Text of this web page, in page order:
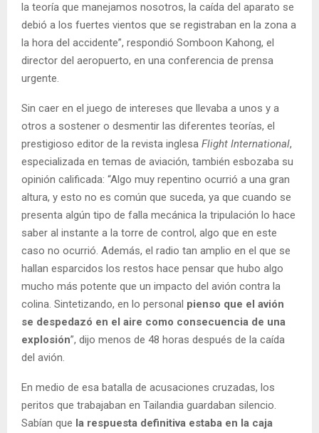
la teoría que manejamos nosotros, la caída del aparato se
debió a los fuertes vientos que se registraban en la zona a
la hora del accidente”, respondió Somboon Kahong, el
director del aeropuerto, en una conferencia de prensa
urgente.
Sin caer en el juego de intereses que llevaba a unos y a
otros a sostener o desmentir las diferentes teorías, el
prestigioso editor de la revista inglesa Flight International,
especializada en temas de aviación, también esbozaba su
opinión calificada: “Algo muy repentino ocurrió a una gran
altura, y esto no es común que suceda, ya que cuando se
presenta algún tipo de falla mecánica la tripulación lo hace
saber al instante a la torre de control, algo que en este
caso no ocurrió. Además, el radio tan amplio en el que se
hallan esparcidos los restos hace pensar que hubo algo
mucho más potente que un impacto del avión contra la
colina. Sintetizando, en lo personal pienso que el avión
se despedazó en el aire como consecuencia de una
explosión”, dijo menos de 48 horas después de la caída
del avión.
En medio de esa batalla de acusaciones cruzadas, los
peritos que trabajaban en Tailandia guardaban silencio.
Sabían que la respuesta definitiva estaba en la caja